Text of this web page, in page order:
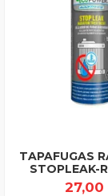
TAPAFUGAS
STOPLEAK-
27,00